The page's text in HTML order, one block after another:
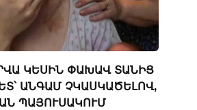
ԿԵՍԻՆ ՓԱԽԱՎ ՏԱՆԻՑ
ԱՆԳԱՄ ՉԿԱՍԿԱԾԵԼՈՎ,
ՊԱՅՈՒՍԱԿՈՒՄ